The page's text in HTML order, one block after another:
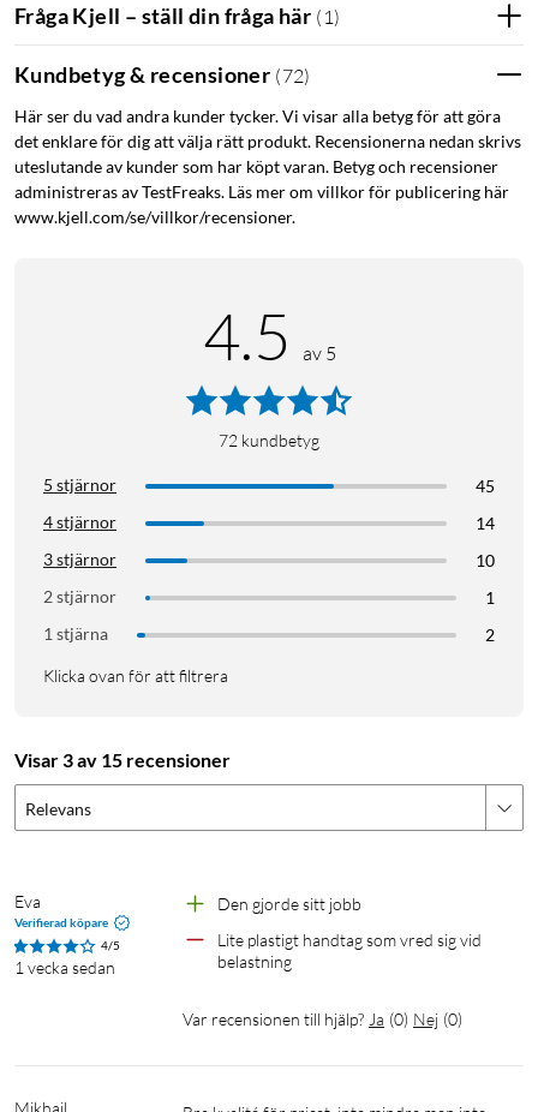
Fråga Kjell – ställ din fråga här ( 1 )
Kundbetyg & recensioner (72)
Här ser du vad andra kunder tycker. Vi visar alla betyg för att göra
det enklare för dig att välja rätt produkt. Recensionerna nedan skrivs
uteslutande av kunder som har köpt varan. Betyg och recensioner
administreras av TestFreaks. Läs mer om villkor för publicering här
www.kjell.com/se/villkor/recensioner.
4.5 av 5
72 kundbetyg
5 stjärnor
45
4 stjärnor
14
3 stjärnor
10
2 stjärnor
1
1 stjärna
2
Klicka ovan för att filtrera
Visar 3 av 15 recensioner
Relevans
Eva
Verifierad köpare
4/5
1 vecka sedan
Den gjorde sitt jobb
Lite plastigt handtag som vred sig vid
belastning
Var recensionen till hjälp? Ja (0) Nej (0)